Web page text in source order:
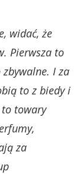
widać, że
Pierwsza to
I za
to z biedy i
towary
za